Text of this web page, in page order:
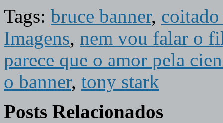
Tags: bruce banner,
Imagens, nem vou falar o
parece que o amor pela
o banner, tony stark
Posts Relacionados